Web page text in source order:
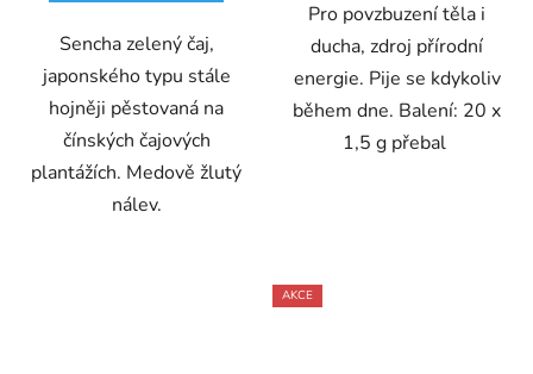
Sencha zelený čaj,
japonského typu stále
hojněji pěstovaná na
čínských čajových
plantážích. Medově žlutý
nálev.
Pro povzbuzení těla i
ducha, zdroj přírodní
energie. Pije se kdykoliv
během dne. Balení: 20 x
1,5 g přebal
AKCE